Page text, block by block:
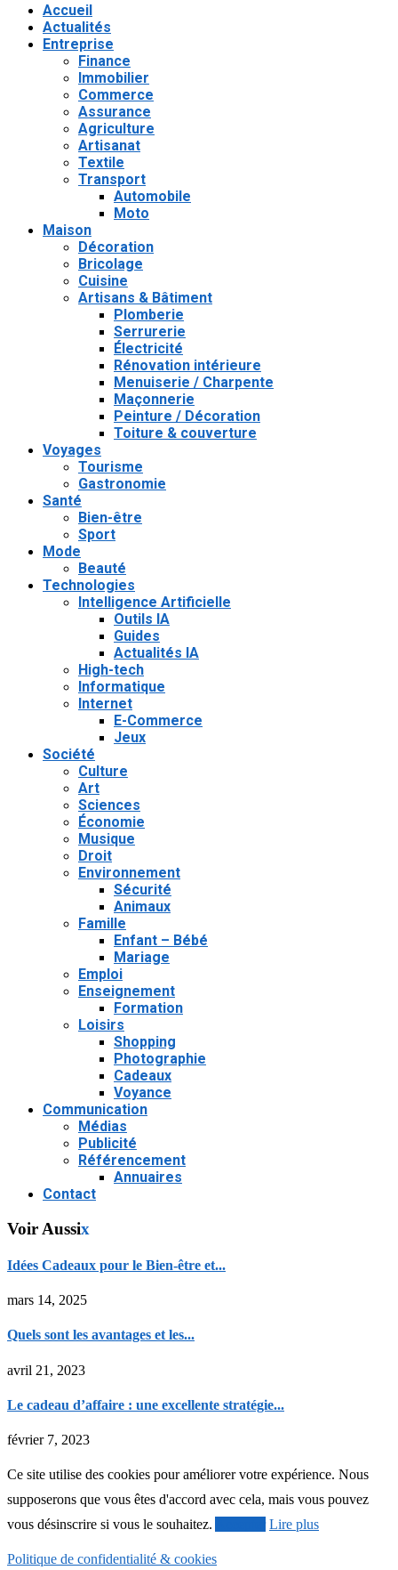
Accueil
Actualités
Entreprise
Finance
Immobilier
Commerce
Assurance
Agriculture
Artisanat
Textile
Transport
Automobile
Moto
Maison
Décoration
Bricolage
Cuisine
Artisans & Bâtiment
Plomberie
Serrurerie
Électricité
Rénovation intérieure
Menuiserie / Charpente
Maçonnerie
Peinture / Décoration
Toiture & couverture
Voyages
Tourisme
Gastronomie
Santé
Bien-être
Sport
Mode
Beauté
Technologies
Intelligence Artificielle
Outils IA
Guides
Actualités IA
High-tech
Informatique
Internet
E-Commerce
Jeux
Société
Culture
Art
Sciences
Économie
Musique
Droit
Environnement
Sécurité
Animaux
Famille
Enfant – Bébé
Mariage
Emploi
Enseignement
Formation
Loisirs
Shopping
Photographie
Cadeaux
Voyance
Communication
Médias
Publicité
Référencement
Annuaires
Contact
Voir Aussix
Idées Cadeaux pour le Bien-être et...
mars 14, 2025
Quels sont les avantages et les...
avril 21, 2023
Le cadeau d’affaire : une excellente stratégie...
février 7, 2023
Ce site utilise des cookies pour améliorer votre expérience. Nous
supposerons que vous êtes d'accord avec cela, mais vous pouvez
vous désinscrire si vous le souhaitez.
Lire plus
Politique de confidentialité & cookies